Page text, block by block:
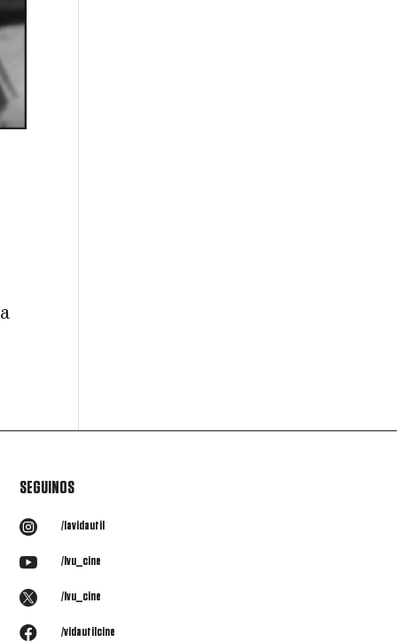
SEGUINOS
 /lavidautil
 /lvu_cine
 /lvu_cine
 /vidautilcine